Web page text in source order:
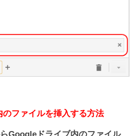
ファイルを挿入する方法
Googleドライブ内のファイル